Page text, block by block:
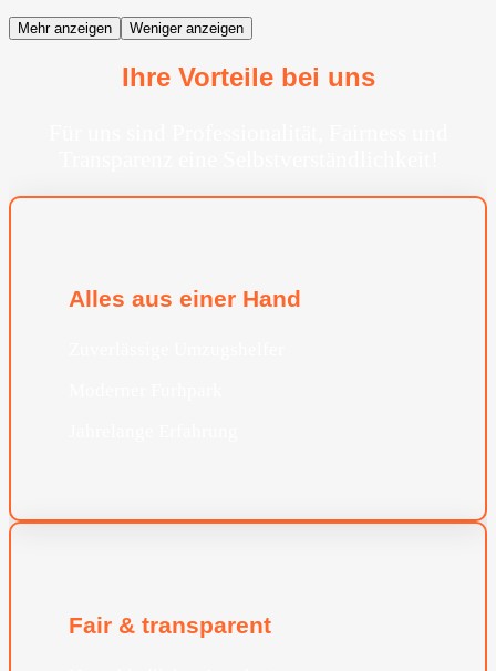
Mehr anzeigen Weniger anzeigen
Ihre Vorteile bei uns
Alles aus einer Hand
Fair & transparent